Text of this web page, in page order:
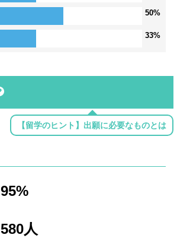
50%
33%
【留学のヒント】出願に必要なものとは
95%
580人